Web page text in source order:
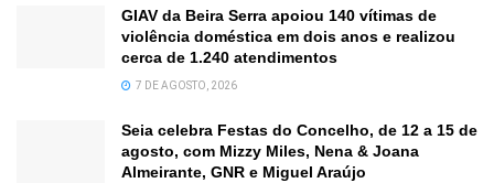
GIAV da Beira Serra apoiou 140 vítimas de
violência doméstica em dois anos e realizou
cerca de 1.240 atendimentos
7 DE AGOSTO, 2026
Seia celebra Festas do Concelho, de 12 a 15 de
agosto, com Mizzy Miles, Nena & Joana
Almeirante, GNR e Miguel Araújo